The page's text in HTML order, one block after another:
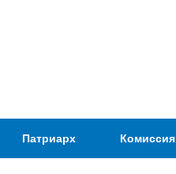
Патриаршая
Комиссия
Патриарх Комиссия